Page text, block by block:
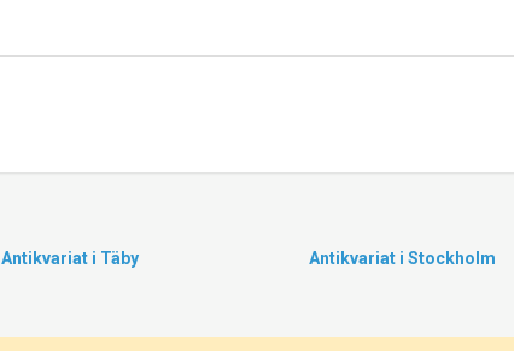
Antikvariat i Täby
Antikvariat i Stockholm